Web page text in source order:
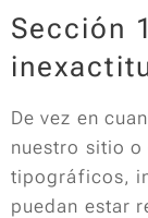
Sección
De vez en
nuestro sitio o
tipográficos,
puedan estar